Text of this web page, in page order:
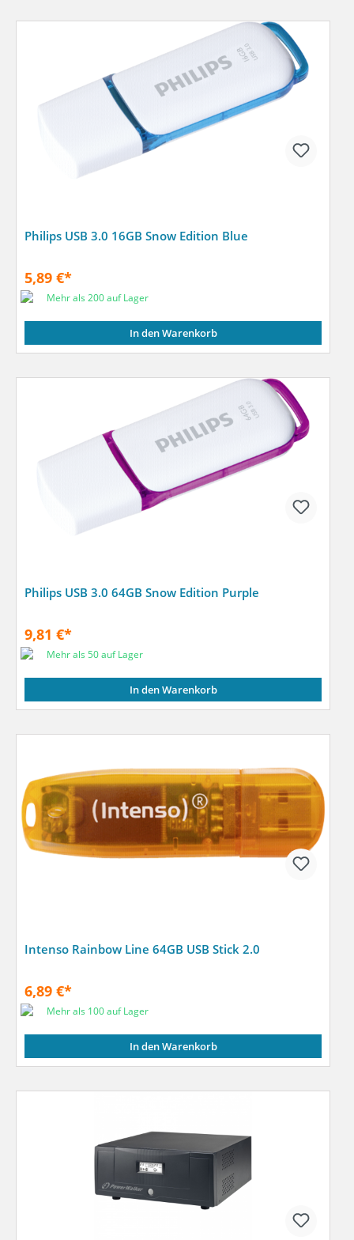
Philips USB 3.0 16GB Snow Edition Blue
5,89 €*
Mehr als 200 auf Lager
In den Warenkorb
Philips USB 3.0 64GB Snow Edition Purple
9,81 €*
Mehr als 50 auf Lager
In den Warenkorb
Intenso Rainbow Line 64GB USB Stick 2.0
6,89 €*
Mehr als 100 auf Lager
In den Warenkorb